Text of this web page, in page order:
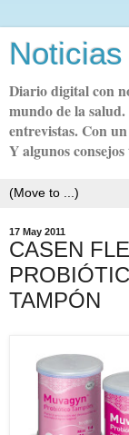
Diario digital con
mundo de la salud.
entrevistas. Con
Y algunos
17 May 2011
CASEN
TAMPÓN